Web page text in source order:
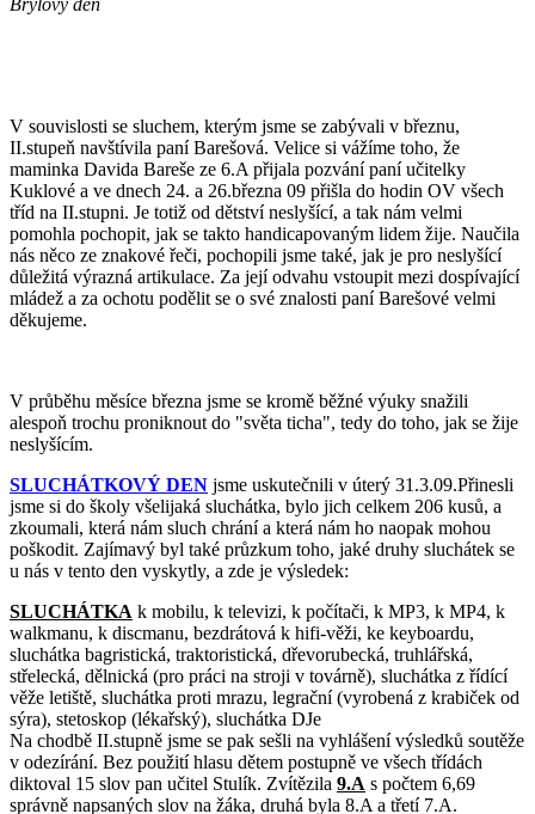
V souvislosti se sluchem, kterým jsme se zabývali v březnu,
II.stupeň navštívila paní Barešová. Velice si vážíme toho, že
maminka Davida Bareše ze 6.A přijala pozvání paní učitelky
Kuklové a ve dnech 24. a 26.března 09 přišla do hodin OV všech
tříd na II.stupni. Je totiž od dětství neslyšící, a tak nám velmi
pomohla pochopit, jak se takto handicapovaným lidem žije. Naučila
nás něco ze znakové řeči, pochopili jsme také, jak je pro neslyšící
důležitá výrazná artikulace. Za její odvahu vstoupit mezi dospívající
mládež a za ochotu podělit se o své znalosti paní Barešové velmi
děkujeme.
V průběhu měsíce března jsme se kromě běžné výuky snažili
alespoň trochu proniknout do "světa ticha", tedy do toho, jak se žije
neslyšícím.
SLUCHÁTKOVÝ DEN jsme uskutečnili v úterý 31.3.09.Přinesli
jsme si do školy všelijaká sluchátka, bylo jich celkem 206 kusů, a
zkoumali, která nám sluch chrání a která nám ho naopak mohou
poškodit. Zajímavý byl také průzkum toho, jaké druhy sluchátek se
u nás v tento den vyskytly, a zde je výsledek:
SLUCHÁTKA k mobilu, k televizi, k počítači, k MP3, k MP4, k
walkmanu, k discmanu, bezdrátová k hifi-věži, ke keyboardu,
sluchátka bagristická, traktoristická, dřevorubecká, truhlářská,
střelecká, dělnická (pro práci na stroji v továrně), sluchátka z řídící
věže letiště, sluchátka proti mrazu, legrační (vyrobená z krabiček od
sýra), stetoskop (lékařský), sluchátka DJe
Na chodbě II.stupně jsme se pak sešli na vyhlášení výsledků soutěže
v odezírání. Bez použití hlasu dětem postupně ve všech třídách
diktoval 15 slov pan učitel Stulík. Zvítězila 9.A s počtem 6,69
správně napsaných slov na žáka, druhá byla 8.A a třetí 7.A.